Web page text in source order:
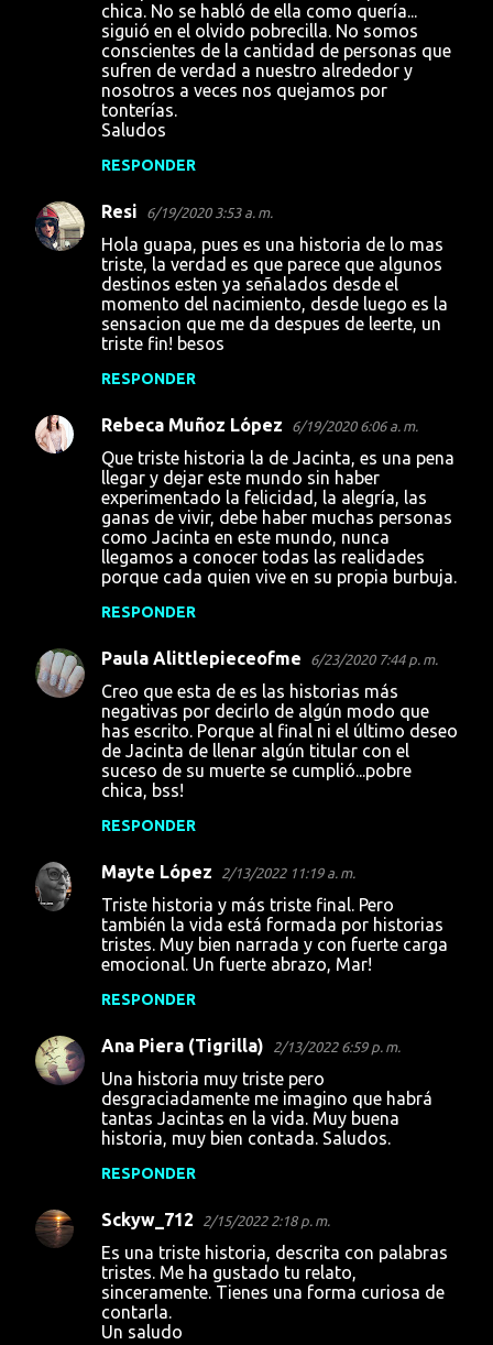
chica. No se habló de ella como quería...
siguió en el olvido pobrecilla. No somos
conscientes de la cantidad de personas que
sufren de verdad a nuestro alrededor y
nosotros a veces nos quejamos por
tonterías.
Saludos
RESPONDER
Resi 6/19/2020 3:53 a. m.
Hola guapa, pues es una historia de lo mas
triste, la verdad es que parece que algunos
destinos esten ya señalados desde el
momento del nacimiento, desde luego es la
sensacion que me da despues de leerte, un
triste fin! besos
RESPONDER
Rebeca Muñoz López 6/19/2020 6:06 a. m.
Que triste historia la de Jacinta, es una pena
llegar y dejar este mundo sin haber
experimentado la felicidad, la alegría, las
ganas de vivir, debe haber muchas personas
como Jacinta en este mundo, nunca
llegamos a conocer todas las realidades
porque cada quien vive en su propia burbuja.
RESPONDER
Paula Alittlepieceofme 6/23/2020 7:44 p. m.
Creo que esta de es las historias más
negativas por decirlo de algún modo que
has escrito. Porque al final ni el último deseo
de Jacinta de llenar algún titular con el
suceso de su muerte se cumplió...pobre
chica, bss!
RESPONDER
Mayte López 2/13/2022 11:19 a. m.
Triste historia y más triste final. Pero
también la vida está formada por historias
tristes. Muy bien narrada y con fuerte carga
emocional. Un fuerte abrazo, Mar!
RESPONDER
Ana Piera (Tigrilla) 2/13/2022 6:59 p. m.
Una historia muy triste pero
desgraciadamente me imagino que habrá
tantas Jacintas en la vida. Muy buena
historia, muy bien contada. Saludos.
RESPONDER
Sckyw_712 2/15/2022 2:18 p. m.
Es una triste historia, descrita con palabras
tristes. Me ha gustado tu relato,
sinceramente. Tienes una forma curiosa de
contarla.
Un saludo